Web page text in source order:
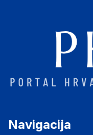
Navigacija